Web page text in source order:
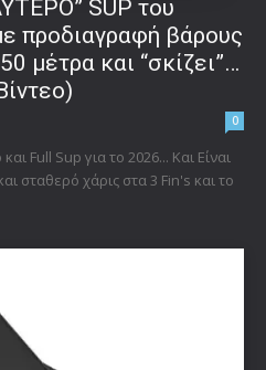
SUP του
προδιαγραφή βάρους
μέτρα και “σκίζει”…
0
Full Sup για το 2026... Και Είναι
σταθερό χάρις στα 3 Fin's και το